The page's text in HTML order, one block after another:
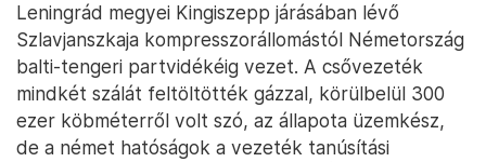
Leningrád megyei Kingiszepp járásában lévő
Szlavjanszkaja kompresszorállomástól Németország
balti-tengeri partvidékéig vezet. A csővezeték
mindkét szálát feltöltötték gázzal, körülbelül 300
ezer köbméterről volt szó, az állapota üzemkész,
de a német hatóságok a vezeték tanúsítási